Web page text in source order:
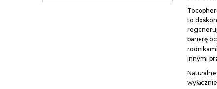
to
barierę
innymi